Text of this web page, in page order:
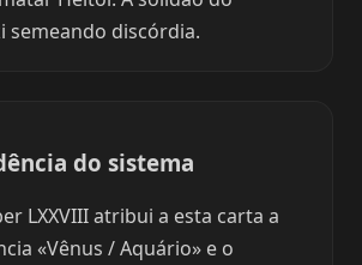
semeando discórdia.
do sistema
LXXVIII atribui a esta carta a
«Vênus / Aquário» e o